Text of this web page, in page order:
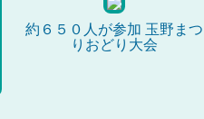
約６５０人が参加 玉野まつ
りおどり大会